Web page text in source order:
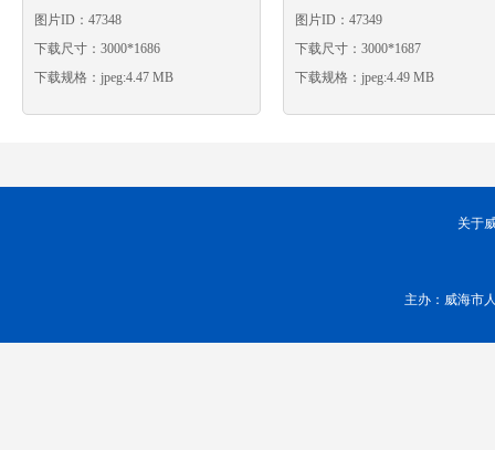
图片ID：47348
下载尺寸：3000*1686
下载规格：jpeg:4.47 MB
图片ID：47349
下载尺寸：3000*1687
下载规格：jpeg:4.49 MB
关于
主办：威海市